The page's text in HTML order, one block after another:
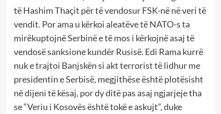
të Hashim Thaçit për të vendosur FSK-në në veri të
vendit. Por ama u kërkoi aleatëve të NATO-s ta
mirëkuptojnë Serbinë e të mos i kërkojnë asaj të
vendosë sanksione kundër Rusisë. Edi Rama kurrë
nuk e trajtoi Banjskën si akt terrorist të lidhur me
presidentin e Serbisë, megjithëse është plotësisht
në dijeni të kësaj, por dy ditë pas asaj ngjarjeje tha
se “Veriu i Kosovës është tokë e askujt”, duke